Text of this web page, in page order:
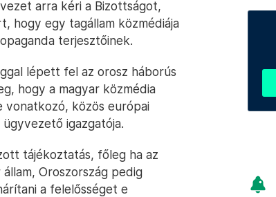
arra kéri a Bizottságot,
hogy egy tagállam közmédiája
terjesztőinek.
lépett fel az orosz háborús
hogy a magyar közmédia
közös európai
igazgatója.
tájékoztatás, főleg ha az
Oroszország pedig
a felelősséget e